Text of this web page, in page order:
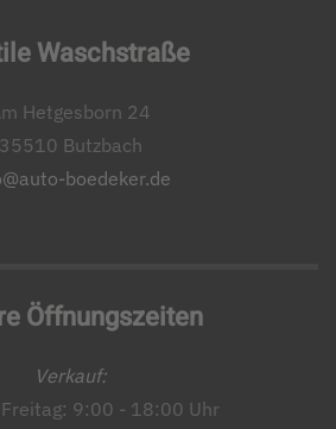
Waschstraße
Hetgesborn 24
35510 Butzbach
boedeker.de
Öffnungszeiten
Verkauf:
9:00 - 18:00 Uhr